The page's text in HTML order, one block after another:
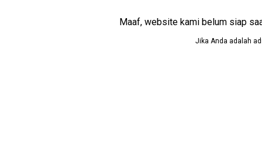
Maaf, website kami belum siap
Jika Anda adalah